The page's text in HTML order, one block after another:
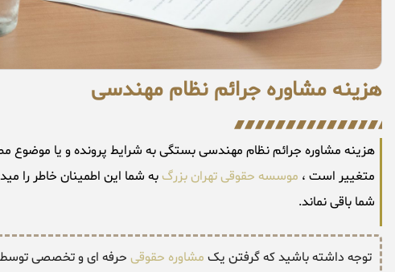
هزینه مشاوره جرائم نظام مهندسی
متغییر است ، موسسه حقوقی تهران بزرگبه شما این اطمینان خاطر را
شما باقی نماند.
توجه داشته باشید که گرفتن یک مشاوره حقوقی حرفه ای و تخصصی توسط